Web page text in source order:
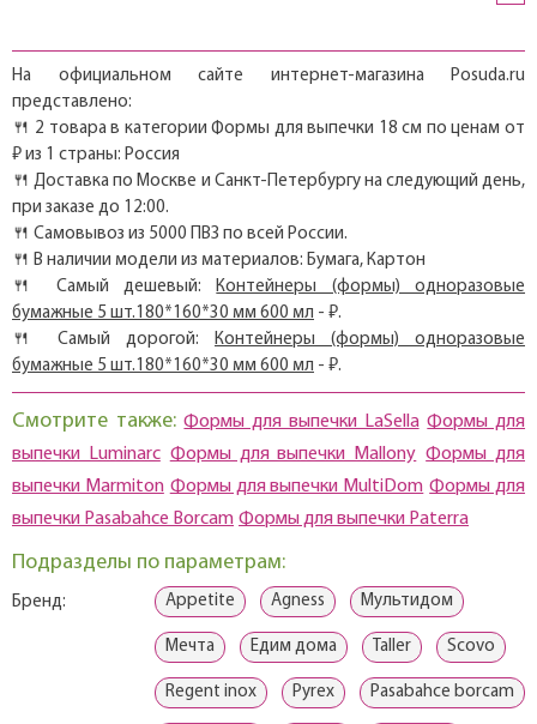
На официальном сайте интернет-магазина Posuda.ru
представлено:
🍴 2 товара в категории Формы для выпечки 18 см по ценам от
₽ из 1 страны: Россия
🍴 Доставка по Москве и Санкт-Петербургу на следующий день,
при заказе до 12:00.
🍴 Самовывоз из 5000 ПВЗ по всей России.
🍴 В наличии модели из материалов: Бумага, Картон
🍴 Самый дешевый:Контейнеры (формы) одноразовые
бумажные 5 шт.180*160*30 мм 600 мл - ₽.
🍴 Самый дорогой: Контейнеры (формы) одноразовые
бумажные 5 шт.180*160*30 мм 600 мл - ₽.
Смотрите также:Формы для выпечки LaSella Формы для
выпечки Luminarc Формы для выпечки Mallony Формы для
выпечки Marmiton Формы для выпечки MultiDom Формы для
выпечки Pasabahce Borcam Формы для выпечки Paterra
Подразделы по параметрам:
Бренд: Appetite Agness Мультидом
Мечта Едим дома Taller Scovo
Regent inox Pyrex Pasabahce borcam